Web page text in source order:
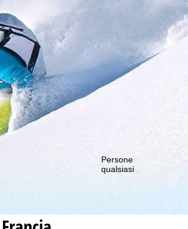
Persone
qualsiasi